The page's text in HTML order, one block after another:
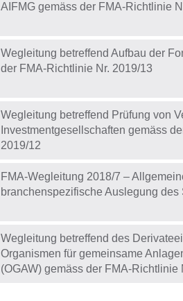
AIFMG gemäss der FMA-Richtlinie
Wegleitung betreffend Aufbau der
der FMA-Richtlinie Nr. 2019/13
Wegleitung betreffend Prüfung von
Investmentgesellschaften gemäss
2019/12
FMA-Wegleitung 2018/7 –
branchenspezifische Auslegung des
Wegleitung betreffend des
Organismen für gemeinsame
(OGAW) gemäss der FMA-Richtlinie